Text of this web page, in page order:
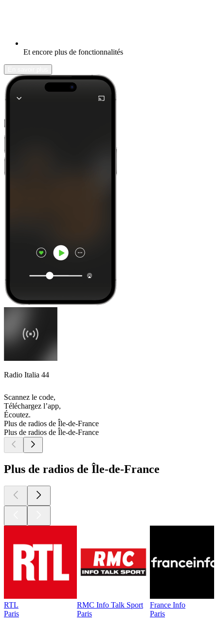
Et encore plus de fonctionnalités
Radio Italia 44
Scannez le code,
Téléchargez l’app,
Écoutez.
Plus de radios de Île-de-France
Plus de radios de Île-de-France
Plus de radios de Île-de-France
RTL
Paris
RMC Info Talk Sport
Paris
France Info
Paris